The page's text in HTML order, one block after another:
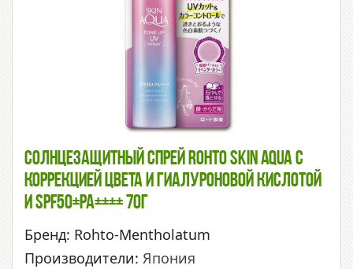
Солнцезащитный Спрей Rohto Skin Aqua С
Коррекцией Цвета И Гиалуроновой Кислотой
И SPF50+PA++++ 70г
Бренд: Rohto-Mentholatum
Производители: Япония